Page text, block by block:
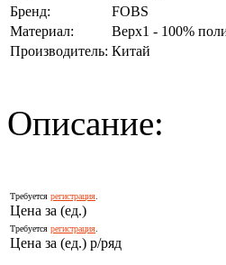
Бренд:
FOBS
Материал:
Верх1 - 100%
Производитель: Китай
Описание:
Требуется регистрация
Цена за (ед.)
Требуется регистрация
Цена за (ед.) р/ряд